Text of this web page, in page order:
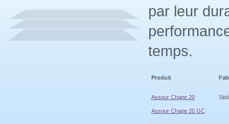
par leur
temps.
Produit
Assour Chape 20
Assour Chape 20 GC